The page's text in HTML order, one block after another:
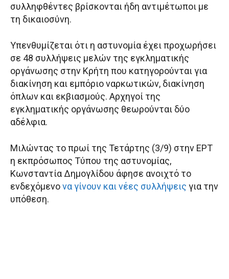
συλληφθέντες βρίσκονται ήδη αντιμέτωποι με
τη δικαιοσύνη.
Υπενθυμίζεται ότι η αστυνομία έχει προχωρήσει
σε 48 συλλήψεις μελών της εγκληματικής
οργάνωσης στην Κρήτη που κατηγορούνται για
διακίνηση και εμπόριο ναρκωτικών, διακίνηση
όπλων και εκβιασμούς. Αρχηγοί της
εγκληματικής οργάνωσης θεωρούνται δύο
αδέλφια.
Μιλώντας το πρωί της Τετάρτης (3/9) στην ΕΡΤ
η εκπρόσωπος Τύπου της αστυνομίας,
Κωνσταντία Δημογλίδου άφησε ανοιχτό το
ενδεχόμενονα γίνουν και νέες συλλήψεις για την
υπόθεση.